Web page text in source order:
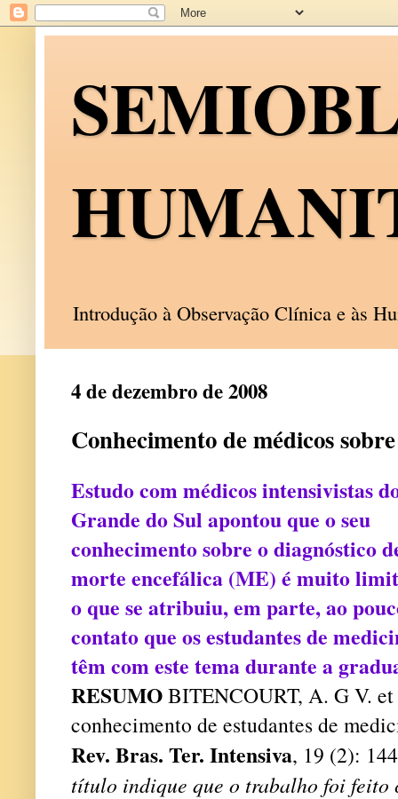
Introdução à Observação Clínica e às
4 de dezembro de 2008
Conhecimento de médicos
Estudo com médicos intensivistas
Grande do Sul apontou que o seu
conhecimento sobre o diagnóstico
morte encefálica (ME) é muito
o que se atribuiu, em parte, ao
contato que os estudantes de
têm com este tema durante a
RESUMOBITENCOURT, A. G V.
conhecimento de estudantes de
Rev. Bras. Ter. Intensiva, 19 (2):
título indique que o trabalho foi feito